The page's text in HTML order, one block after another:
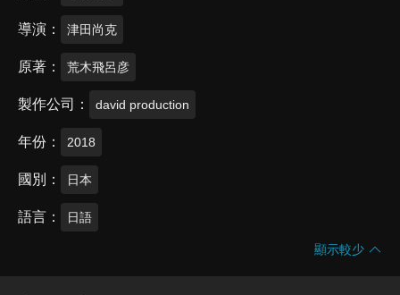
導演 津田尚克
原著 荒木飛呂彦
製作公司 david production
年份 2018
國別 日本
語言 日語
顯示較少